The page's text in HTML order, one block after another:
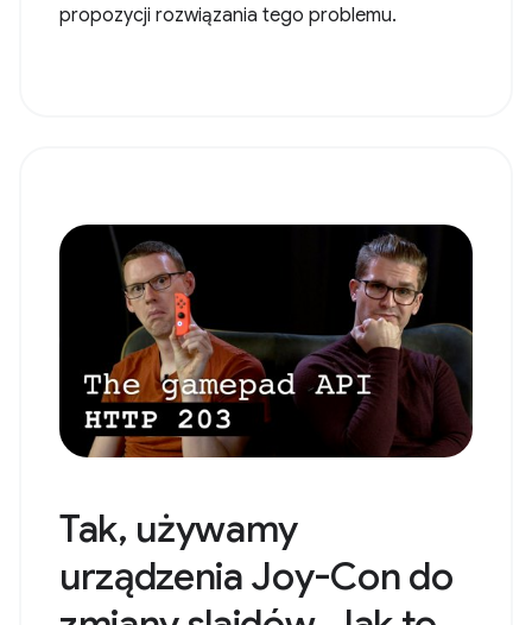
propozycji rozwiązania tego problemu.
Tak, używamy
urządzenia Joy-Con do